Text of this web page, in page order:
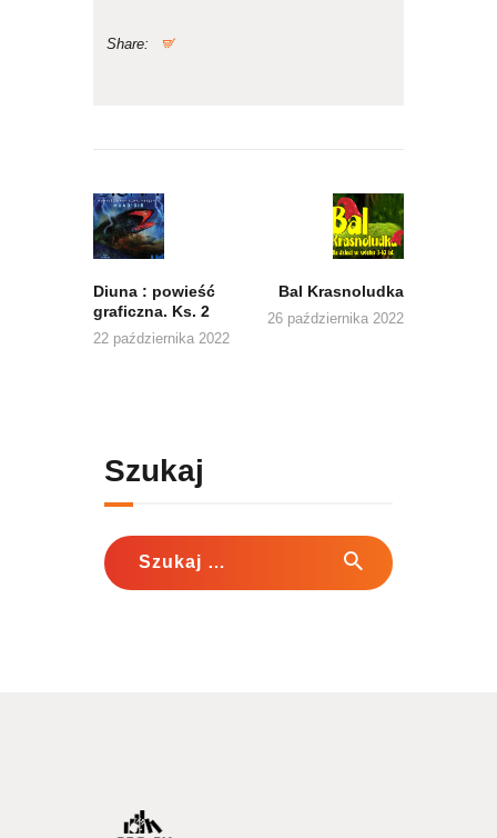
Share:
wpisu
Diuna : powieść
graficzna. Ks. 2
22 października 2022
Bal Krasnoludka
26 października 2022
Szukaj
Szukaj: